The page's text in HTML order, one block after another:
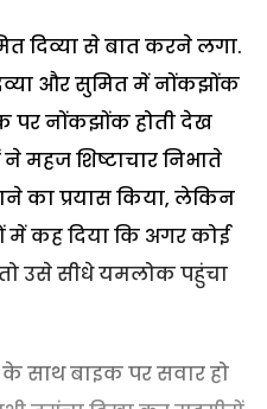
दिव्या से बात करने लगा.
और सुमित में नोंकझोंक
पर नोंकझोंक होती देख
महज शिष्टाचार निभाते
का प्रयास किया, लेकिन
में कह दिया कि अगर कोई
उसे सीधे यमलोक पहुंचा
साथ बाइक पर सवार हो